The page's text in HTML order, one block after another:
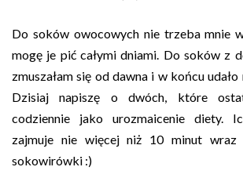
Do soków owocowych nie trzeba mnie
mogę je pić całymi dniami. Do soków z
zmuszałam się od dawna i w końcu
Dzisiaj napiszę o dwóch, które
codziennie jako urozmaicenie diety.
zajmuje nie więcej niż 10 minut wraz
sokowirówki :)